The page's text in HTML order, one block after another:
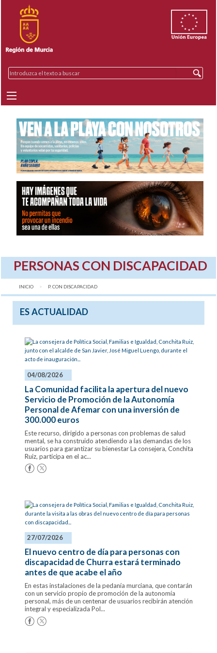
PERSONAS CON DISCAPACIDAD
INICIO AQUÍ:
P. CON DISCAPACIDAD
ES ACTUALIDAD
04/08/2026
La Comunidad facilita la apertura del nuevo
Servicio de Promoción de la Autonomía
Personal de Afemar con una inversión de
300.000 euros
Este recurso, dirigido a personas con problemas de salud
mental, se ha construido atendiendo a las demandas de los
usuarios para garantizar su bienestar La consejera, Conchita
Ruiz, participa en el ac...
27/07/2026
El nuevo centro de día para personas con
discapacidad de Churra estará terminado
antes de que acabe el año
En estas instalaciones de la pedanía murciana, que contarán
con un servicio propio de promoción de la autonomía
personal, más de un centenar de usuarios recibirán atención
integral y especializada Pol...